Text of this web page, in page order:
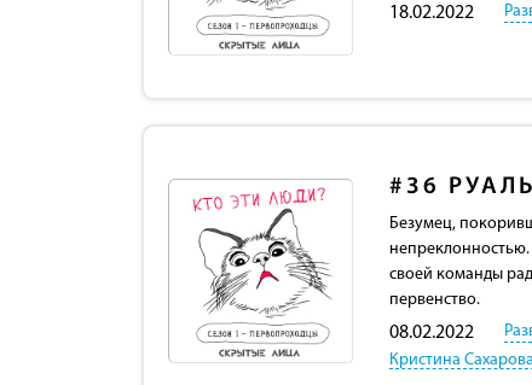
18.02.2022
#36
Безумец,
своей команды
первенство.
08.02.2022
Кристина Сахарова